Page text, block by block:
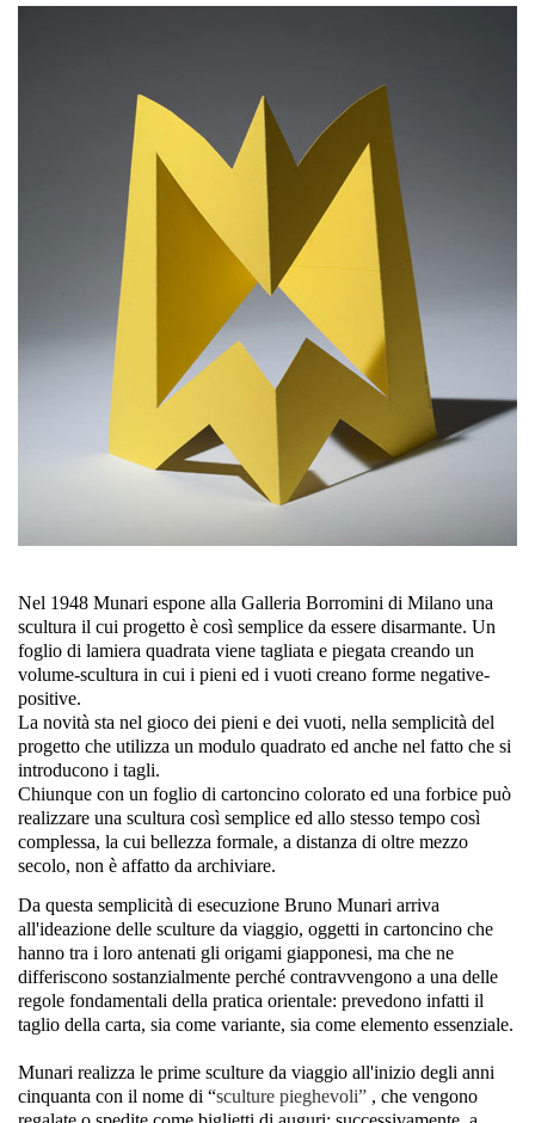
Nel 1948 Munari espone alla Galleria Borromini di Milano una
scultura il cui progetto è così semplice da essere disarmante. Un
foglio di lamiera quadrata viene tagliata e piegata creando un
volume-scultura in cui i pieni ed i vuoti creano forme negative-
positive.
La novità sta nel gioco dei pieni e dei vuoti, nella semplicità del
progetto che utilizza un modulo quadrato ed anche nel fatto che si
introducono i tagli.
Chiunque con un foglio di cartoncino colorato ed una forbice può
realizzare una scultura così semplice ed allo stesso tempo così
complessa, la cui bellezza formale, a distanza di oltre mezzo
secolo, non è affatto da archiviare.
Da questa semplicità di esecuzione Bruno Munari arriva
all'ideazione delle sculture da viaggio, oggetti in cartoncino che
hanno tra i loro antenati gli origami giapponesi, ma che ne
differiscono sostanzialmente perché contravvengono a una delle
regole fondamentali della pratica orientale: prevedono infatti il
taglio della carta, sia come variante, sia come elemento essenziale.
Munari realizza le prime sculture da viaggio all'inizio degli anni
cinquanta con il nome di “sculture pieghevoli” , che vengono